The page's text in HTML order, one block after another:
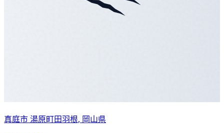
真庭市 湯原町田羽根, 岡山県